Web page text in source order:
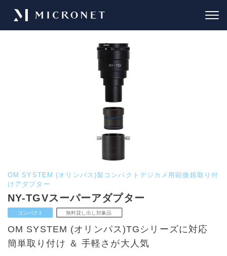
OM SYSTEM (オリンパス)製コンパクトデジカメ用顕微鏡取り付
けアダプター
NY-TGVスーパーアダプター
OM SYSTEM (オリンパス)TGシリーズに対応
簡単取り付け ＆ 手軽さが大人気